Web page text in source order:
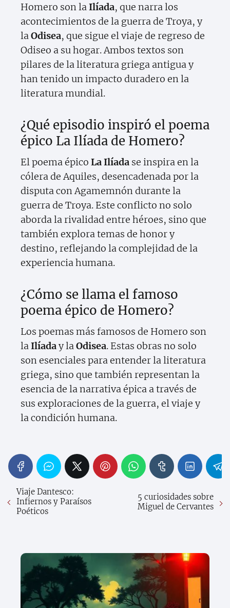
Homero son laIlíada, que narra los
acontecimientos de la guerra de Troya, y
laOdisea, que sigue el viaje de regreso de
Odiseo a su hogar. Ambos textos son
pilares de la literatura griega antigua y
han tenido un impacto duradero en la
literatura mundial.
¿Qué episodio inspiró el poema
épico La Ilíada de Homero?
El poema épico La Ilíada se inspira en la
cólera de Aquiles, desencadenada por la
disputa con Agamemnón durante la
guerra de Troya. Este conflicto no solo
aborda la rivalidad entre héroes, sino que
también explora temas de honor y
destino, reflejando la complejidad de la
experiencia humana.
¿Cómo se llama el famoso
poema épico de Homero?
Los poemas más famosos de Homero son
laIlíaday laOdisea. Estas obras no solo
son esenciales para entender la literatura
griega, sino que también representan la
esencia de la narrativa épica a través de
sus exploraciones de la guerra, el viaje y
la condición humana.
Viaje Dantesco:
Infiernos y Paraísos
Poéticos
5 curiosidades sobre
Miguel de Cervantes